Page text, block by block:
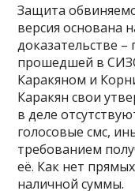
Защита
версия основана
доказательстве
прошедшей в
Каракяном и
Каракян свои
в деле
голосовые смс,
требованием
её. Как нет
наличной суммы.